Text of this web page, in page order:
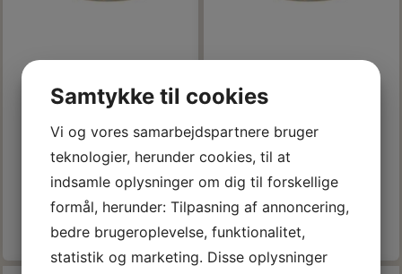
PENSELFORTYNDER 1 L.
299,00 DKKm/Moms
239,20 DKKu/Moms)
Model/varenr.: 14010104
Læg i kurv
SPRØJTEFORTYNDER 1 L.
325,00 DKK
(260,00 DKK
Model/varenr.: 14010139
Læg i kurv
Samtykke til cookies
Vi og vores samarbejdspartnere bruger
teknologier, herunder cookies, til at
indsamle oplysninger om dig til forskellige
formål, herunder: Tilpasning af annoncering,
bedre brugeroplevelse, funktionalitet,
statistik og marketing. Disse oplysninger